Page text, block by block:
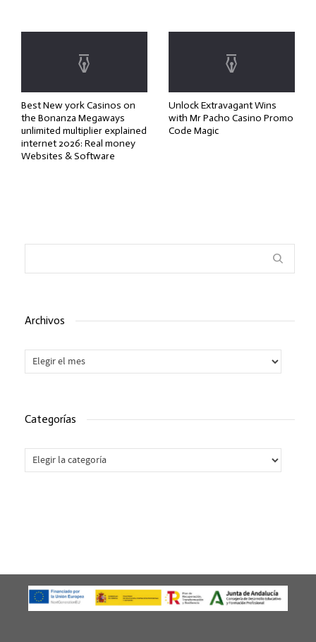
Best New york Casinos on
the Bonanza Megaways
unlimited multiplier explained
internet 2026: Real money
Websites & Software
Unlock Extravagant Wins
with Mr Pacho Casino Promo
Code Magic
Archivos
Archivos
Categorías
Categorías